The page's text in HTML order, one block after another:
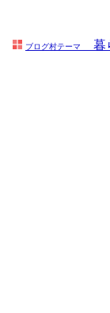
ブログ村テーマ 暮